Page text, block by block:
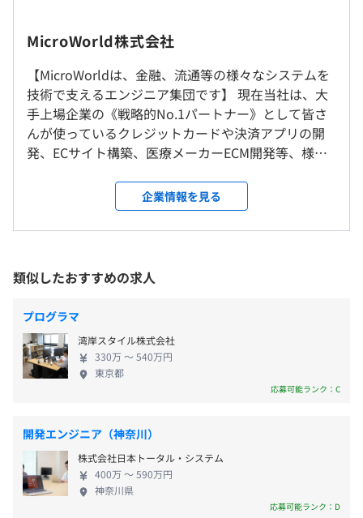
作業期間：12か月
作業規模：4～6人のスクラムチーム×3チーム
◆大手WEBメディア社 データ利活用基盤の構築
プロジェクト内容：各種システムから連携される購読者情
報のデータ蓄積、活用のためのDWH構築
作業内容：要件定義、基本設計、開発、テスト、稼働支援
開発言語：Python、AWSサービスを全面活用
プロジェクト内容：社内共通の稟議決裁機能やワークフロ
作業内容：要件定義、基本設計、詳細設計、実装、テスト
開発言語：Python、AWSサービスを全面活用
開発期間：40か月
作業規模：4～5人チームが複数チーム ※スクラムマス
◆エンジニアのスキルアップを応援しています！
上限なしの書籍購入制度・資格取得支援制度を用意してい
基本的にはリモート勤務ですが、出社が発生する場合もご
ざいます。
遠方の方は引越し支援制度を利用することも可能です。
就業場所の変更範囲
＜雇入時＞
本社、および自宅
都営大江戸線 赤羽橋駅から徒歩3分
都営三田線 芝公園駅から徒歩7分
都営浅草線・都営三田線 三田駅から徒歩9分
東京メトロ・都営大江戸線 麻布十番駅から徒歩9分
9：00～18：00
※案件により異なります。
平均残業時間：平均16時間程度／月
【年間休日124日】
・祝日
・夏季休暇
・年末年始休暇
・特別（慶弔）休暇
通勤交通費（月5万円まで）
MicroWorld株式会社
【MicroWorldは、金融、流通等の様々なシステムを
技術で支えるエンジニア集団です】 現在当社は、大
手上場企業の《戦略的No.1パートナー》として皆さ
んが使っているクレジットカードや決済アプリの開
発、ECサイト構築、医療メーカーECM開発等、様々
な開発環境で、チーム開発ができる◎】 ～開発環境
の一例～ ◆OS：Mac ◆DB：Spanner ◆言語等：
Go言語、TypeScript、React、Node.js、git、
境もあります） このようなモダンな環境で、スプリ
ントは1～2週間のアジャイル／スクラム方式開発を
行っています。 当社では3名～10名程度のチーム開発
を行っていますので、コードレビュー等も実施して
います。 その他、VR/AR等のサービスの立ち上げPJ
や、ブロックチェーンを使用した開発PJなど他社に
は無いようなPJが多数ございます。 【社長はエンジ
ンジニアとして活躍していましたので、日ごろから
直接社員に様々なアドバイスを行い、コミュニケー
ションを大切にしています。 また、やりたい事があ
れば積極的に採用し、実現に向けて動きます。 積極
的に意見を出すことで、やりたいことが実現し、ビ
企業情報を見る
類似したおすすめの求人
プログラマ
湾岸スタイル株式会社
330万 〜 540万円
東京都
応募可能ランク：C
開発エンジニア（神奈川）
株式会社日本トータル・システム
400万 〜 590万円
神奈川県
応募可能ランク：D